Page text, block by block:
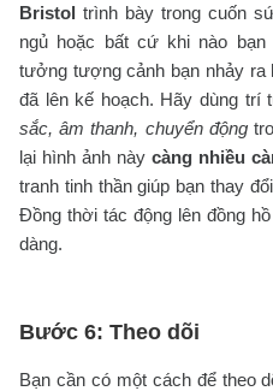
Bristol trình bày trong cuốn
ngủ hoặc bất cứ khi nào bạn
tưởng tượng cảnh bạn nhảy
đã lên kế hoạch. Hãy dùng trí
sắc, âm thanh, chuyển động
lại hình ảnh này càng nhiều
tranh tinh thần giúp bạn thay
Đồng thời tác động lên đồng
dàng.
Bước 6: Theo dõi
Bạn cần có một cách để theo